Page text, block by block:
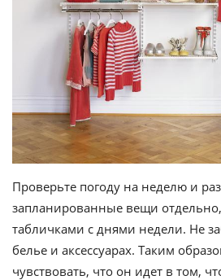
Проверьте погоду на неделю и
запланированные вещи
табличками с днями недели. Не
белье и аксессуарах. Таким
чувствовать, что он идет в том,